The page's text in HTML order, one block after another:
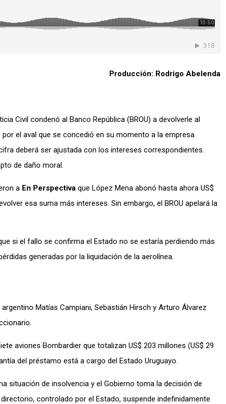
Producción: Rodrigo Abelenda
Civil condenó al Banco República (BROU) a devolverle al
el aval que se concedió en su momento a la empresa
deberá ser ajustada con los intereses correspondientes.
de daño moral.
a En Perspectiva que López Mena abonó hasta ahora US$
esa suma más intereses. Sin embargo, el BROU apelará la
si el fallo se confirma el Estado no se estaría perdiendo más
generadas por la liquidación de la aerolínea.
Matías Campiani, Sebastián Hirsch y Arturo Álvarez
aviones Bombardier que totalizan US$ 203 millones (US$ 29
del préstamo está a cargo del Estado Uruguayo.
situación de insolvencia y el Gobierno toma la decisión de
controlado por el Estado, suspende indefinidamente